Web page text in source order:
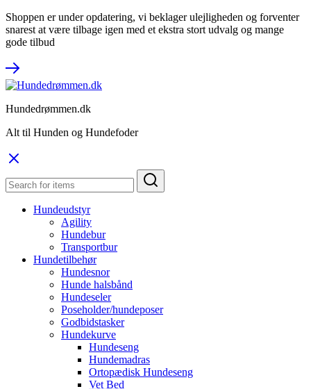
Shoppen er under opdatering, vi beklager ulejligheden og forventer
snarest at være tilbage igen med et ekstra stort udvalg og mange
gode tilbud
Hundedrømmen.dk
Alt til Hunden og Hundefoder
Hundeudstyr
Agility
Hundebur
Transportbur
Hundetilbehør
Hundesnor
Hunde halsbånd
Hundeseler
Poseholder/hundeposer
Godbidstasker
Hundekurve
Hundeseng
Hundemadras
Ortopædisk Hundeseng
Vet Bed